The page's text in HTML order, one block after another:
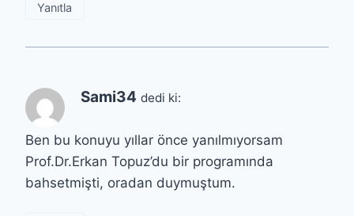
Yanıtla
Sami34 dedi ki:
Ben bu konuyu yıllar önce yanılmıyorsam
Prof.Dr.Erkan Topuz’du bir programında
bahsetmişti, oradan duymuştum.